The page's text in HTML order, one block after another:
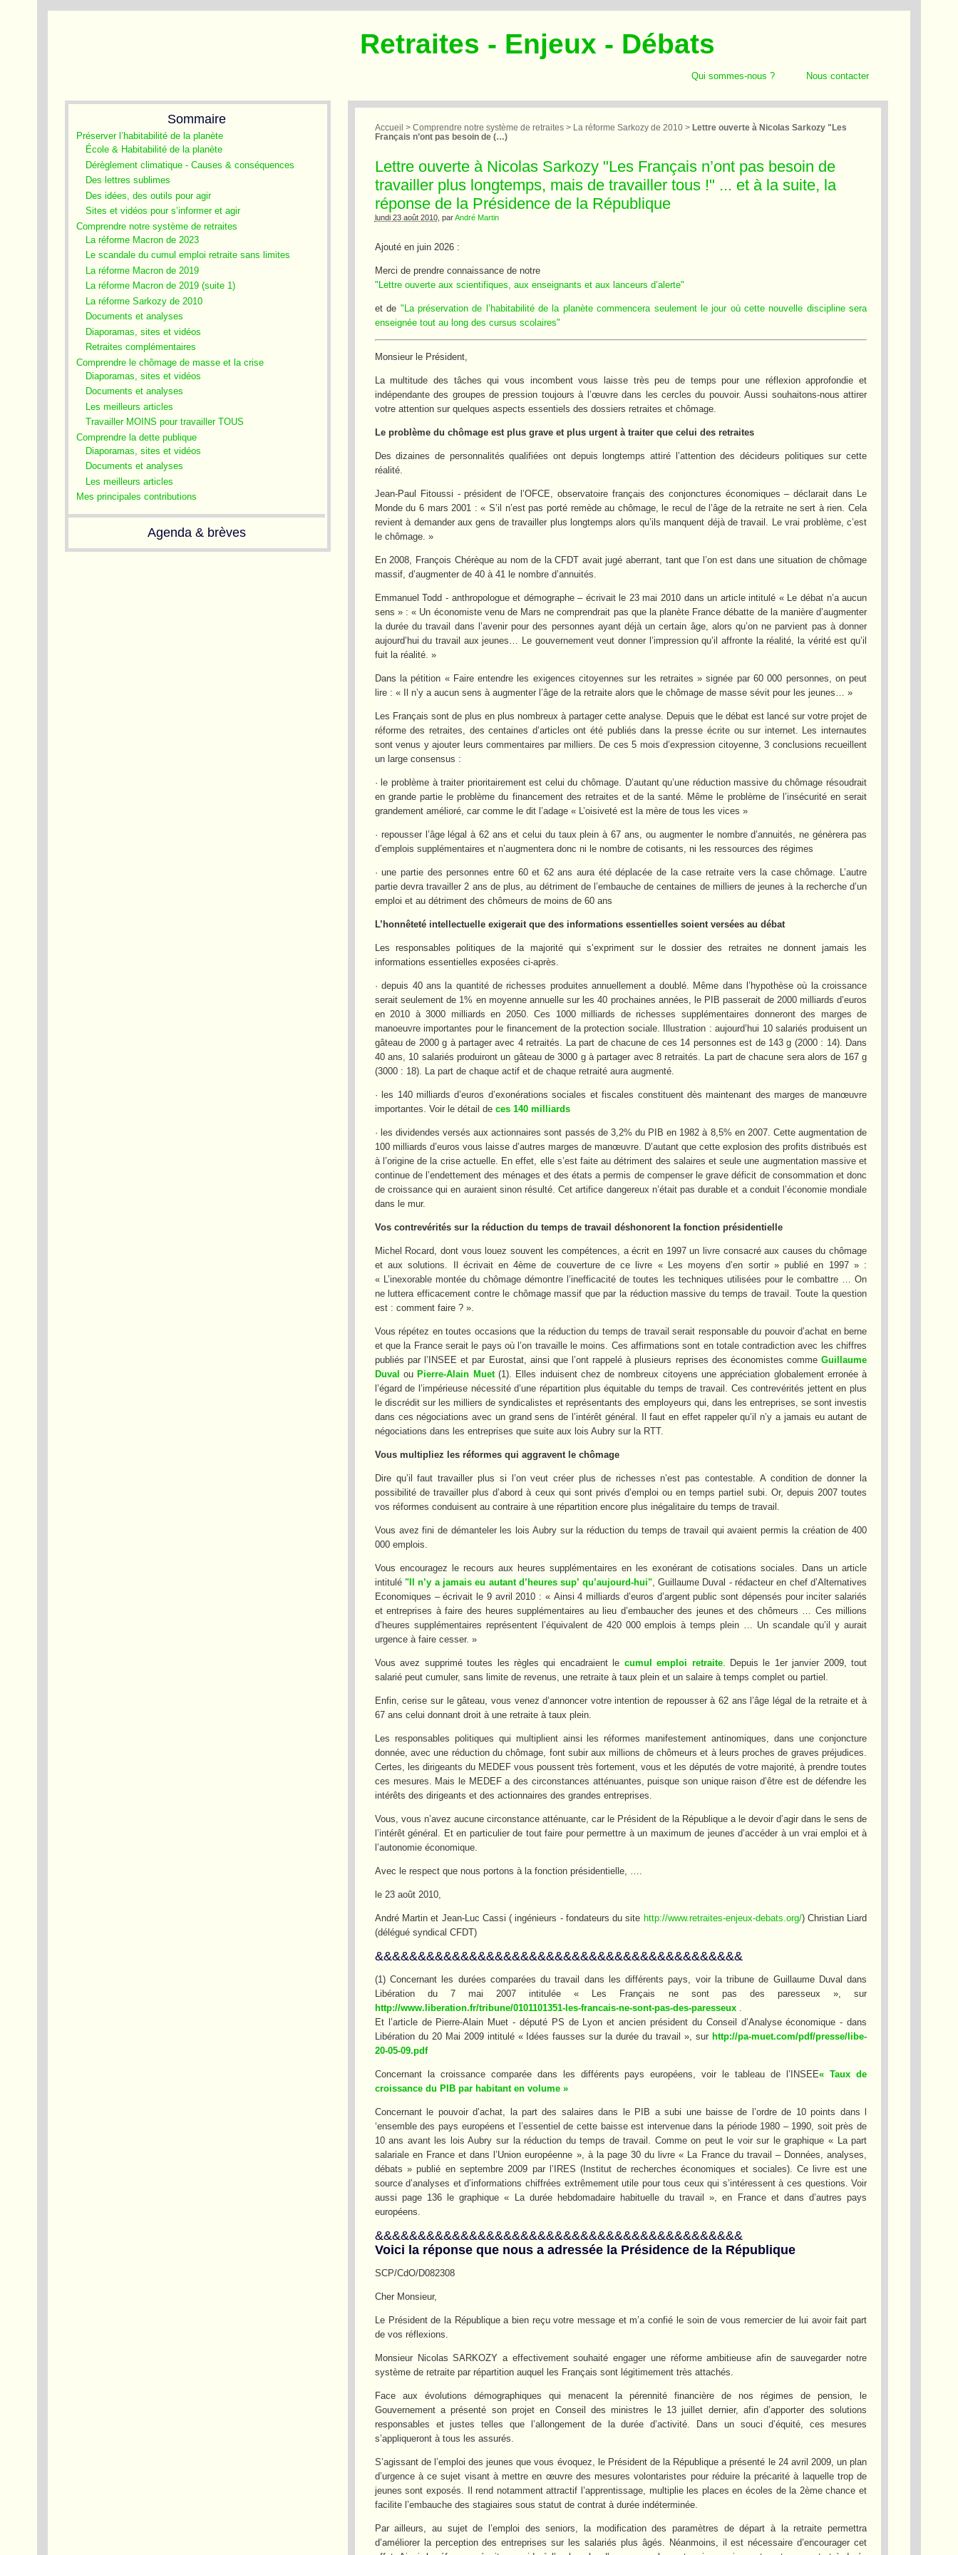
Retraites - Enjeux - Débats
Qui sommes-nous ? Nous contacter
Sommaire
Préserver l’habitabilité de la planète
École & Habitabilité de la planète
Dérèglement climatique - Causes & conséquences
Des lettres sublimes
Des idées, des outils pour agir
Sites et vidéos pour s’informer et agir
Comprendre notre système de retraites
La réforme Macron de 2023
Le scandale du cumul emploi retraite sans limites
La réforme Macron de 2019
La réforme Macron de 2019 (suite 1)
La réforme Sarkozy de 2010
Documents et analyses
Diaporamas, sites et vidéos
Retraites complémentaires
Comprendre le chômage de masse et la crise
Diaporamas, sites et vidéos
Documents et analyses
Les meilleurs articles
Travailler MOINS pour travailler TOUS
Comprendre la dette publique
Diaporamas, sites et vidéos
Documents et analyses
Les meilleurs articles
Mes principales contributions
Agenda & brèves
Accueil > Comprendre notre système de retraites> La réforme Sarkozy de 2010> Lettre ouverte à Nicolas Sarkozy "Les
Français n’ont pas besoin de (…)
Lettre ouverte à Nicolas Sarkozy "Les Français n’ont pas besoin de
travailler plus longtemps, mais de travailler tous !" ... et à la suite, la
réponse de la Présidence de la République
lundi 23 août 2010, parAndré Martin
Ajouté en juin 2026 :
Merci de prendre connaissance de notre
"Lettre ouverte aux scientifiques, aux enseignants et aux lanceurs d’alerte"
et de "La préservation de l’habitabilité de la planète commencera seulement le jour où cette nouvelle discipline sera
enseignée tout au long des cursus scolaires"
Monsieur le Président,
La multitude des tâches qui vous incombent vous laisse très peu de temps pour une réflexion approfondie et
indépendante des groupes de pression toujours à l’œuvre dans les cercles du pouvoir. Aussi souhaitons-nous attirer
votre attention sur quelques aspects essentiels des dossiers retraites et chômage.
Le problème du chômage est plus grave et plus urgent à traiter que celui des retraites
Des dizaines de personnalités qualifiées ont depuis longtemps attiré l’attention des décideurs politiques sur cette
réalité.
Jean-Paul Fitoussi - président de l’OFCE, observatoire français des conjonctures économiques – déclarait dans Le
Monde du 6 mars 2001 : « S’il n’est pas porté remède au chômage, le recul de l’âge de la retraite ne sert à rien. Cela
revient à demander aux gens de travailler plus longtemps alors qu’ils manquent déjà de travail. Le vrai problème, c’est
le chômage. »
En 2008, François Chérèque au nom de la CFDT avait jugé aberrant, tant que l’on est dans une situation de chômage
massif, d’augmenter de 40 à 41 le nombre d’annuités.
Emmanuel Todd - anthropologue et démographe – écrivait le 23 mai 2010 dans un article intitulé « Le débat n’a aucun
sens » : « Un économiste venu de Mars ne comprendrait pas que la planète France débatte de la manière d’augmenter
la durée du travail dans l’avenir pour des personnes ayant déjà un certain âge, alors qu’on ne parvient pas à donner
aujourd’hui du travail aux jeunes… Le gouvernement veut donner l’impression qu’il affronte la réalité, la vérité est qu’il
fuit la réalité. »
Dans la pétition « Faire entendre les exigences citoyennes sur les retraites » signée par 60 000 personnes, on peut
lire : « Il n’y a aucun sens à augmenter l’âge de la retraite alors que le chômage de masse sévit pour les jeunes… »
Les Français sont de plus en plus nombreux à partager cette analyse. Depuis que le débat est lancé sur votre projet de
réforme des retraites, des centaines d’articles ont été publiés dans la presse écrite ou sur internet. Les internautes
sont venus y ajouter leurs commentaires par milliers. De ces 5 mois d’expression citoyenne, 3 conclusions recueillent
un large consensus :
· le problème à traiter prioritairement est celui du chômage. D’autant qu’une réduction massive du chômage résoudrait
en grande partie le problème du financement des retraites et de la santé. Même le problème de l’insécurité en serait
grandement amélioré, car comme le dit l’adage « L’oisiveté est la mère de tous les vices »
· repousser l’âge légal à 62 ans et celui du taux plein à 67 ans, ou augmenter le nombre d’annuités, ne génèrera pas
d’emplois supplémentaires et n’augmentera donc ni le nombre de cotisants, ni les ressources des régimes
· une partie des personnes entre 60 et 62 ans aura été déplacée de la case retraite vers la case chômage. L’autre
partie devra travailler 2 ans de plus, au détriment de l’embauche de centaines de milliers de jeunes à la recherche d’un
emploi et au détriment des chômeurs de moins de 60 ans
L’honnêteté intellectuelle exigerait que des informations essentielles soient versées au débat
Les responsables politiques de la majorité qui s’expriment sur le dossier des retraites ne donnent jamais les
informations essentielles exposées ci-après.
· depuis 40 ans la quantité de richesses produites annuellement a doublé. Même dans l’hypothèse où la croissance
serait seulement de 1% en moyenne annuelle sur les 40 prochaines années, le PIB passerait de 2000 milliards d’euros
en 2010 à 3000 milliards en 2050. Ces 1000 milliards de richesses supplémentaires donneront des marges de
manoeuvre importantes pour le financement de la protection sociale. Illustration : aujourd’hui 10 salariés produisent un
gâteau de 2000 g à partager avec 4 retraités. La part de chacune de ces 14 personnes est de 143 g (2000 : 14). Dans
40 ans, 10 salariés produiront un gâteau de 3000 g à partager avec 8 retraités. La part de chacune sera alors de 167 g
(3000 : 18). La part de chaque actif et de chaque retraité aura augmenté.
· les 140 milliards d’euros d’exonérations sociales et fiscales constituent dès maintenant des marges de manœuvre
importantes. Voir le détail de ces 140 milliards
· les dividendes versés aux actionnaires sont passés de 3,2% du PIB en 1982 à 8,5% en 2007. Cette augmentation de
100 milliards d’euros vous laisse d’autres marges de manœuvre. D’autant que cette explosion des profits distribués est
à l’origine de la crise actuelle. En effet, elle s’est faite au détriment des salaires et seule une augmentation massive et
continue de l’endettement des ménages et des états a permis de compenser le grave déficit de consommation et donc
de croissance qui en auraient sinon résulté. Cet artifice dangereux n’était pas durable et a conduit l’économie mondiale
dans le mur.
Vos contrevérités sur la réduction du temps de travail déshonorent la fonction présidentielle
Michel Rocard, dont vous louez souvent les compétences, a écrit en 1997 un livre consacré aux causes du chômage
et aux solutions. Il écrivait en 4ème de couverture de ce livre « Les moyens d’en sortir » publié en 1997 » :
« L’inexorable montée du chômage démontre l’inefficacité de toutes les techniques utilisées pour le combattre … On
ne luttera efficacement contre le chômage massif que par la réduction massive du temps de travail. Toute la question
est : comment faire ? ».
Vous répétez en toutes occasions que la réduction du temps de travail serait responsable du pouvoir d’achat en berne
et que la France serait le pays où l’on travaille le moins. Ces affirmations sont en totale contradiction avec les chiffres
publiés par l’INSEE et par Eurostat, ainsi que l’ont rappelé à plusieurs reprises des économistes commeGuillaume
Duval ou Pierre-Alain Muet(1). Elles induisent chez de nombreux citoyens une appréciation globalement erronée à
l’égard de l’impérieuse nécessité d’une répartition plus équitable du temps de travail. Ces contrevérités jettent en plus
le discrédit sur les milliers de syndicalistes et représentants des employeurs qui, dans les entreprises, se sont investis
dans ces négociations avec un grand sens de l’intérêt général. Il faut en effet rappeler qu’il n’y a jamais eu autant de
négociations dans les entreprises que suite aux lois Aubry sur la RTT.
Vous multipliez les réformes qui aggravent le chômage
Dire qu’il faut travailler plus si l’on veut créer plus de richesses n’est pas contestable. A condition de donner la
possibilité de travailler plus d’abord à ceux qui sont privés d’emploi ou en temps partiel subi. Or, depuis 2007 toutes
vos réformes conduisent au contraire à une répartition encore plus inégalitaire du temps de travail.
Vous avez fini de démanteler les lois Aubry sur la réduction du temps de travail qui avaient permis la création de 400
000 emplois.
Vous encouragez le recours aux heures supplémentaires en les exonérant de cotisations sociales. Dans un article
intitulé"Il n’y a jamais eu autant d’heures sup’ qu’aujourd-hui", Guillaume Duval - rédacteur en chef d’Alternatives
Economiques – écrivait le 9 avril 2010 : « Ainsi 4 milliards d’euros d’argent public sont dépensés pour inciter salariés
et entreprises à faire des heures supplémentaires au lieu d’embaucher des jeunes et des chômeurs … Ces millions
d’heures supplémentaires représentent l’équivalent de 420 000 emplois à temps plein … Un scandale qu’il y aurait
urgence à faire cesser. »
Vous avez supprimé toutes les règles qui encadraient le cumul emploi retraite. Depuis le 1er janvier 2009, tout
salarié peut cumuler, sans limite de revenus, une retraite à taux plein et un salaire à temps complet ou partiel.
Enfin, cerise sur le gâteau, vous venez d’annoncer votre intention de repousser à 62 ans l’âge légal de la retraite et à
67 ans celui donnant droit à une retraite à taux plein.
Les responsables politiques qui multiplient ainsi les réformes manifestement antinomiques, dans une conjoncture
donnée, avec une réduction du chômage, font subir aux millions de chômeurs et à leurs proches de graves préjudices.
Certes, les dirigeants du MEDEF vous poussent très fortement, vous et les députés de votre majorité, à prendre toutes
ces mesures. Mais le MEDEF a des circonstances atténuantes, puisque son unique raison d’être est de défendre les
intérêts des dirigeants et des actionnaires des grandes entreprises.
Vous, vous n’avez aucune circonstance atténuante, car le Président de la République a le devoir d’agir dans le sens de
l’intérêt général. Et en particulier de tout faire pour permettre à un maximum de jeunes d’accéder à un vrai emploi et à
l’autonomie économique.
Avec le respect que nous portons à la fonction présidentielle, ….
le 23 août 2010,
André Martin et Jean-Luc Cassi ( ingénieurs - fondateurs du site http://www.retraites-enjeux-debats.org/) Christian Liard
(délégué syndical CFDT)
&&&&&&&&&&&&&&&&&&&&&&&&&&&&&&&&&&&&&&&&&&&
(1) Concernant les durées comparées du travail dans les différents pays, voir la tribune de Guillaume Duval dans
Libération du 7 mai 2007 intitulée « Les Français ne sont pas des paresseux », sur
http://www.liberation.fr/tribune/0101101351-les-francais-ne-sont-pas-des-paresseux.
Et l’article de Pierre-Alain Muet - député PS de Lyon et ancien président du Conseil d’Analyse économique - dans
Libération du 20 Mai 2009 intitulé « Idées fausses sur la durée du travail », sur http://pa-muet.com/pdf/presse/libe-
20-05-09.pdf
Concernant la croissance comparée dans les différents pays européens, voir le tableau de l’INSEE« Taux de
croissance du PIB par habitant en volume »
Concernant le pouvoir d’achat, la part des salaires dans le PIB a subi une baisse de l’ordre de 10 points dans l
‘ensemble des pays européens et l’essentiel de cette baisse est intervenue dans la période 1980 – 1990, soit près de
10 ans avant les lois Aubry sur la réduction du temps de travail. Comme on peut le voir sur le graphique « La part
salariale en France et dans l’Union européenne », à la page 30 du livre « La France du travail – Données, analyses,
débats » publié en septembre 2009 par l’IRES (Institut de recherches économiques et sociales). Ce livre est une
source d’analyses et d’informations chiffrées extrêmement utile pour tous ceux qui s’intéressent à ces questions. Voir
aussi page 136 le graphique « La durée hebdomadaire habituelle du travail », en France et dans d’autres pays
européens.
&&&&&&&&&&&&&&&&&&&&&&&&&&&&&&&&&&&&&&&&&&&
Voici la réponse que nous a adressée la Présidence de la République
SCP/CdO/D082308
Cher Monsieur,
Le Président de la République a bien reçu votre message et m’a confié le soin de vous remercier de lui avoir fait part
de vos réflexions.
Monsieur Nicolas SARKOZY a effectivement souhaité engager une réforme ambitieuse afin de sauvegarder notre
système de retraite par répartition auquel les Français sont légitimement très attachés.
Face aux évolutions démographiques qui menacent la pérennité financière de nos régimes de pension, le
Gouvernement a présenté son projet en Conseil des ministres le 13 juillet dernier, afin d’apporter des solutions
responsables et justes telles que l’allongement de la durée d’activité. Dans un souci d’équité, ces mesures
s’appliqueront à tous les assurés.
S’agissant de l’emploi des jeunes que vous évoquez, le Président de la République a présenté le 24 avril 2009, un plan
d’urgence à ce sujet visant à mettre en œuvre des mesures volontaristes pour réduire la précarité à laquelle trop de
jeunes sont exposés. Il rend notamment attractif l’apprentissage, multiplie les places en écoles de la 2ème chance et
facilite l’embauche des stagiaires sous statut de contrat à durée indéterminée.
Par ailleurs, au sujet de l’emploi des seniors, la modification des paramètres de départ à la retraite permettra
d’améliorer la perception des entreprises sur les salariés plus âgés. Néanmoins, il est nécessaire d’encourager cet